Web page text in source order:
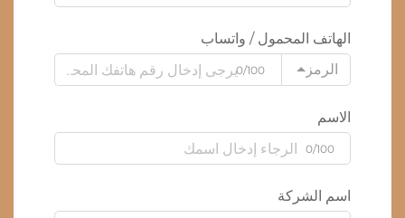
الهاتف المحمول / واتساب
الرمز
0/100
الاسم
0/100
اسم الشركة